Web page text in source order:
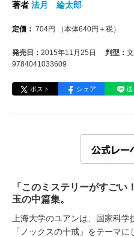
著者 法月 綸太郎
定価： 704円 （本体640円＋税）
発売日： 2015年11月25日 判型：
9784041033609
ポスト シェア 送
「このミステリーがすご
玉の中篇集。
上海大学のユアンは、国家科学
「ノックスの十戒」をテーマに